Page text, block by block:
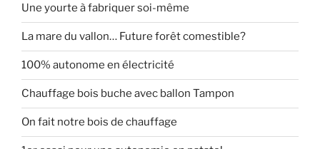
Une yourte à fabriquer soi-même
La mare du vallon… Future forêt comestible?
100% autonome en électricité
Chauffage bois buche avec ballon Tampon
On fait notre bois de chauffage